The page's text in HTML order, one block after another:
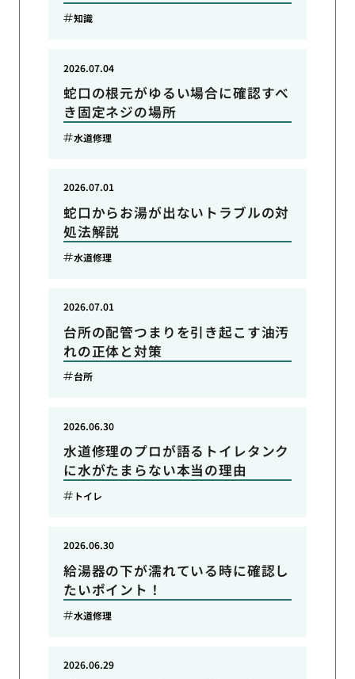
知識
蛇口の根元がゆるい場合に確認すべ
き固定ネジの場所
2026.07.04
水道修理
蛇口からお湯が出ないトラブルの対
処法解説
2026.07.01
水道修理
台所の配管つまりを引き起こす油汚
れの正体と対策
2026.07.01
台所
水道修理のプロが語るトイレタンク
に水がたまらない本当の理由
2026.06.30
トイレ
給湯器の下が濡れている時に確認し
たいポイント！
2026.06.30
水道修理
2026.06.29